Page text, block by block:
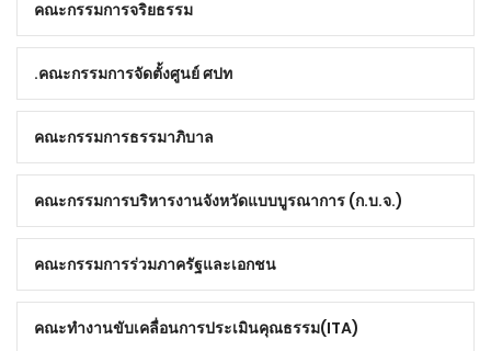
คณะกรรมการจริยธรรม
คณะกรรมการจัดตั้งศูนย์ ศปท.
คณะกรรมการธรรมาภิบาล
คณะกรรมการบริหารงานจังหวัดแบบบูรณาการ (ก.บ.จ.)
คณะกรรมการร่วมภาครัฐและเอกชน
คณะทำงานขับเคลื่อนการประเมินคุณธรรม(ITA)